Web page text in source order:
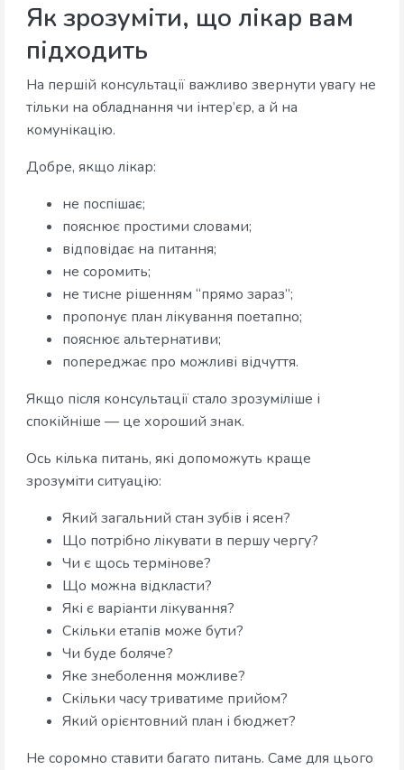
Як зрозуміти, що лікар вам
підходить
На першій консультації важливо звернути увагу не
тільки на обладнання чи інтер’єр, а й на
комунікацію.
Добре, якщо лікар:
не поспішає;
пояснює простими словами;
відповідає на питання;
не соромить;
не тисне рішенням “прямо зараз”;
пропонує план лікування поетапно;
пояснює альтернативи;
попереджає про можливі відчуття.
Якщо після консультації стало зрозуміліше і
спокійніше — це хороший знак.
Ось кілька питань, які допоможуть краще
зрозуміти ситуацію:
Який загальний стан зубів і ясен?
Що потрібно лікувати в першу чергу?
Чи є щось термінове?
Що можна відкласти?
Які є варіанти лікування?
Скільки етапів може бути?
Чи буде боляче?
Яке знеболення можливе?
Скільки часу триватиме прийом?
Який орієнтовний план і бюджет?
Не соромно ставити багато питань. Саме для цього